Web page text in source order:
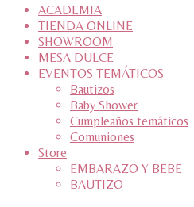
ACADEMIA
TIENDA ONLINE
SHOWROOM
MESA DULCE
EVENTOS TEMÁTICOS
Bautizos
Baby Shower
Cumpleaños temáticos
Comuniones
Store
EMBARAZO Y BEBE
BAUTIZO